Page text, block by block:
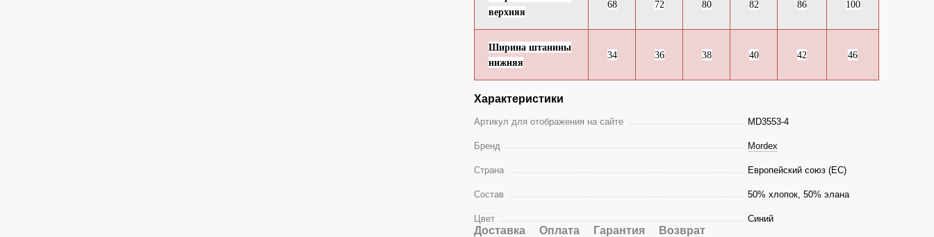
верхняя
68 72 80 82 86 100
Ширина штанины
нижняя
34 36 38 40 42 46
Характеристики
Артикул для отображения на сайте MD3553-4
Бренд Mordex
Страна Европейский союз (ЕС)
Состав 50% хлопок, 50% элана
Цвет Синий
Доставка Оплата Гарантия Возврат